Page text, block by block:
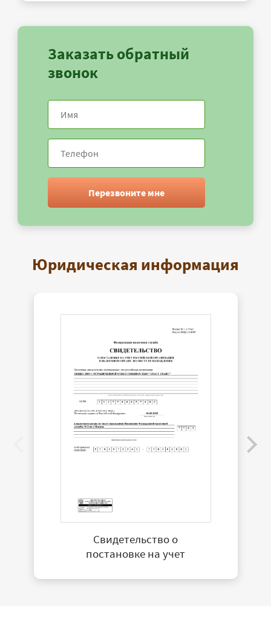
Заказать обратный
звонок
Перезвоните мне
Юридическая информация
Свидетельство о
постановке на учет